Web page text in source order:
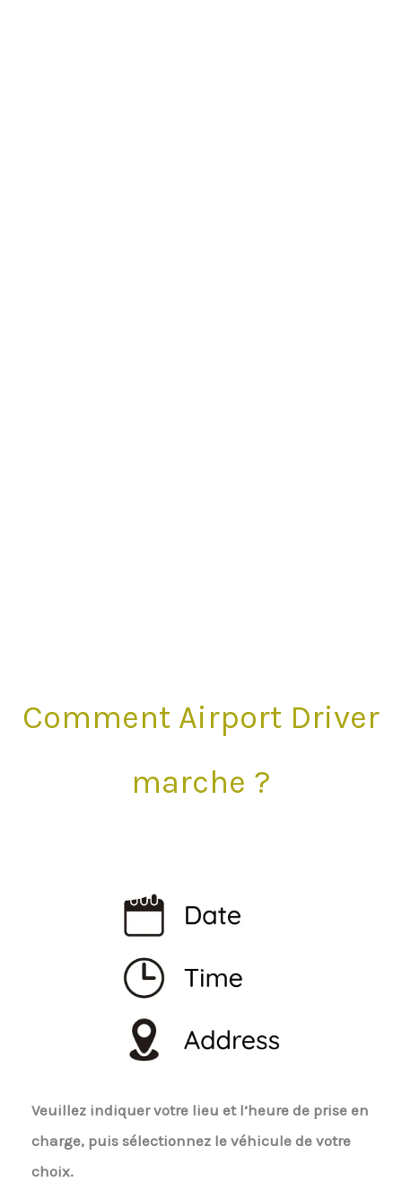
Comment Airport Driver
marche ?
Veuillez indiquer votre lieu et l’heure de prise en
charge, puis sélectionnez le véhicule de votre
choix.